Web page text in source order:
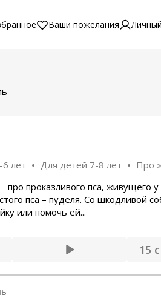
Ваши пожелания
лет Для детей 7-8 лет
Про
проказливого пса, живущего
пса – пуделя. Со шкодливой
или помочь ей...
15 с